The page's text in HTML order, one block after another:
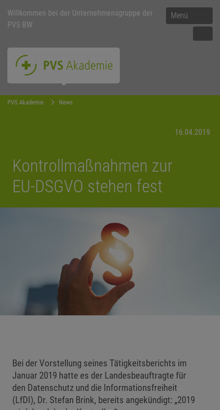
Menü
Willkommen bei der Unternehmensgruppe der
PVS BW
PVS Akademie News
16.04.2019
Kontrollmaßnahmen zur
EU-DSGVO stehen fest
Bei der Vorstellung seines Tätigkeitsberichts im
Januar 2019 hatte es der Landesbeauftragte für
den Datenschutz und die Informationsfreiheit
(LfDI), Dr. Stefan Brink, bereits angekündigt: „2019